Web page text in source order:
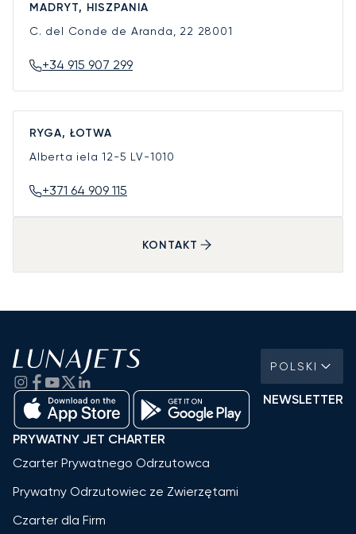
MADRYT, HISZPANIA
C. del Conde de Aranda, 22 28001
+34 915 907 299
RYGA, ŁOTWA
Alberta iela 12-5 LV-1010
+371 64 909 115
KONTAKT
POLSKI
NEWSLETTER
PRYWATNY JET CHARTER
Czarter Prywatnego Odrzutowca
Prywatny Odrzutowiec ze Zwierzętami
Czarter dla Firm